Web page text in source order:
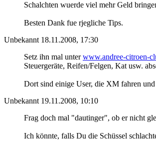
Schalchten wuerde viel mehr Geld
Besten Dank fue rjegliche Tips.
Unbekannt 18.11.2008, 17:30
Setz ihn mal unterwww.andree-citroen-
Steuergeräte, Reifen/Felgen, Kat usw.
Dort sind einige User, die XM fahren
Unbekannt 19.11.2008, 10:10
Frag doch mal "dautinger", ob er nicht
Ich könnte, falls Du die Schüssel